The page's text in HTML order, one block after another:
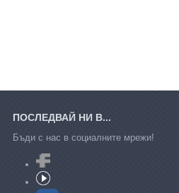
ПОСЛЕДВАЙ НИ В...
Бъди с нас в социалните мрежи!